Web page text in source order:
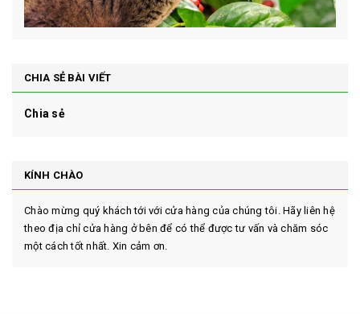
CHIA SẺ BÀI VIẾT
Chia sẻ
KÍNH CHÀO
Chào mừng quý khách tới với cửa hàng của chúng tôi. Hãy liên hệ
theo địa chỉ cửa hàng ở bên để có thể được tư vấn và chăm sóc
một cách tốt nhất. Xin cảm ơn.